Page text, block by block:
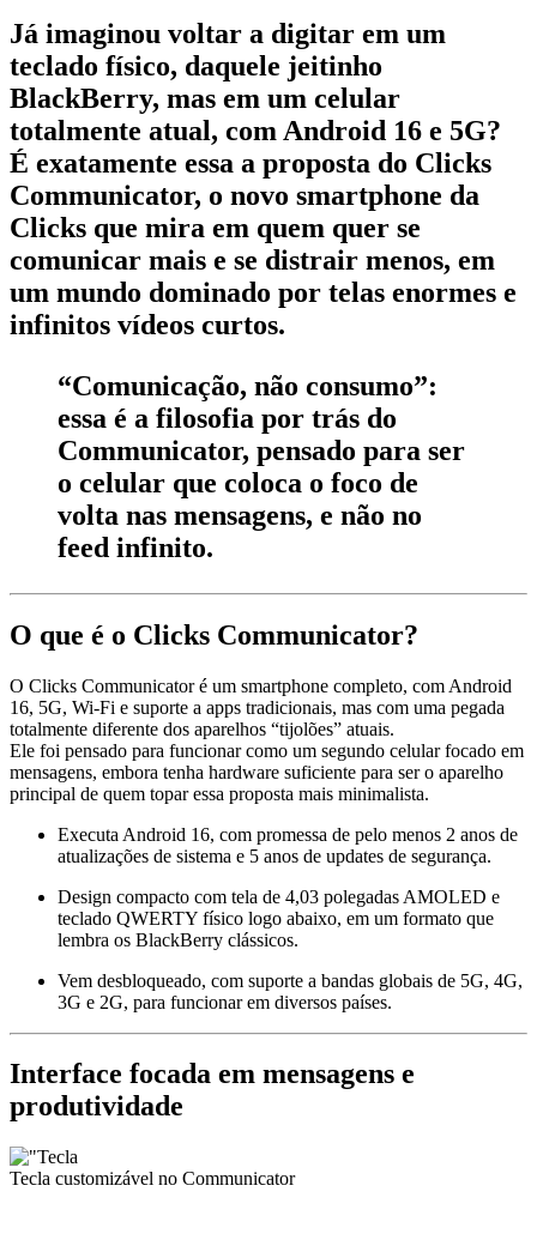
Já imaginou voltar a digitar em um
teclado físico, daquele jeitinho
BlackBerry, mas em um celular
totalmente atual, com Android 16 e 5G?
É exatamente essa a proposta do Clicks
Communicator, o novo smartphone da
Clicks que mira em quem quer se
comunicar mais e se distrair menos, em
um mundo dominado por telas enormes e
infinitos vídeos curtos.
“Comunicação, não consumo”:
essa é a filosofia por trás do
Communicator, pensado para ser
o celular que coloca o foco de
volta nas mensagens, e não no
feed infinito.
O que é o Clicks Communicator?
O Clicks Communicator é um smartphone completo, com Android
16, 5G, Wi-Fi e suporte a apps tradicionais, mas com uma pegada
totalmente diferente dos aparelhos “tijolões” atuais.
Ele foi pensado para funcionar como um segundo celular focado em
mensagens, embora tenha hardware suficiente para ser o aparelho
principal de quem topar essa proposta mais minimalista.
Executa Android 16, com promessa de pelo menos 2 anos de
atualizações de sistema e 5 anos de updates de segurança.
Design compacto com tela de 4,03 polegadas AMOLED e
teclado QWERTY físico logo abaixo, em um formato que
lembra os BlackBerry clássicos.
Vem desbloqueado, com suporte a bandas globais de 5G, 4G,
3G e 2G, para funcionar em diversos países.
Interface focada em mensagens e
produtividade
Tecla customizável no Communicator